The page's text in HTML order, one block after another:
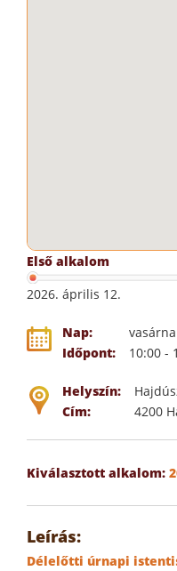
Első alkalom
2026. április 12.
Nap:
Időpont:
10:00 -
Helyszín:
Cím:
4200
Kiválasztott alkalom:
Leírás:
Délelőtti úrnapi